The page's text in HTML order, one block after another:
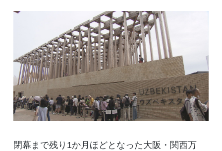
閉幕まで残り1か月ほどとなった大阪・関西万